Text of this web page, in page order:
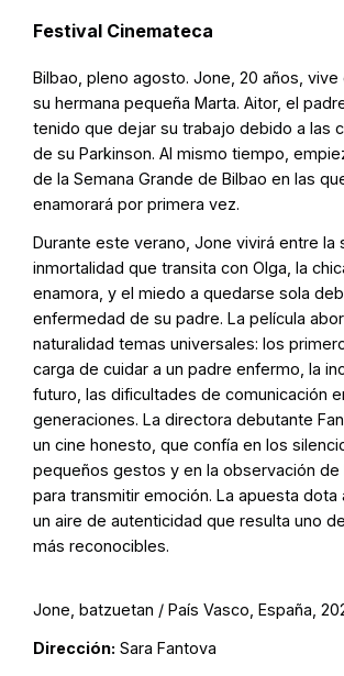
Festival Cinemateca
Bilbao, pleno agosto. Jone, 20 años,
su hermana pequeña Marta. Aitor, el
tenido que dejar su trabajo debido a las
de su Parkinson. Al mismo tiempo,
de la Semana Grande de Bilbao en las
enamorará por primera vez.
Durante este verano, Jone vivirá entre la
inmortalidad que transita con Olga, la
enamora, y el miedo a quedarse sola
enfermedad de su padre. La película
naturalidad temas universales: los
carga de cuidar a un padre enfermo, la
futuro, las dificultades de comunicación
generaciones. La directora debutante
un cine honesto, que confía en los
pequeños gestos y en la observación de
para transmitir emoción. La apuesta dota
un aire de autenticidad que resulta uno
más reconocibles.
Jone, batzuetan / País Vasco, España,
Dirección: Sara Fantova